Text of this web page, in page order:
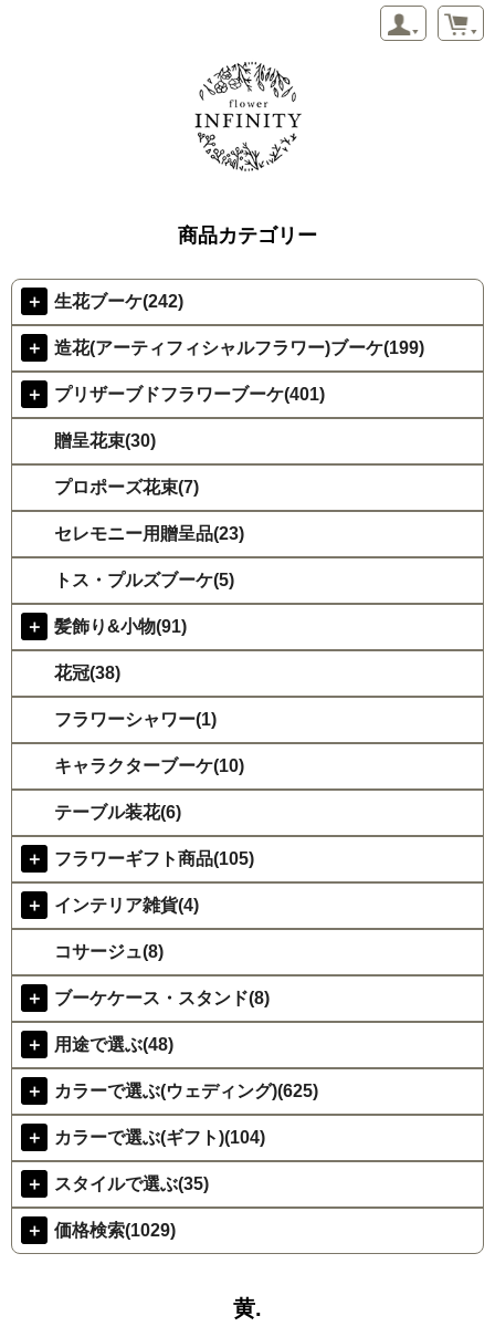
商品カテゴリー
＋ 生花ブーケ(242)
＋ 造花(アーティフィシャルフラワー)ブーケ(199)
＋ プリザーブドフラワーブーケ(401)
贈呈花束(30)
プロポーズ花束(7)
セレモニー用贈呈品(23)
トス・プルズブーケ(5)
＋ 髪飾り&小物(91)
花冠(38)
フラワーシャワー(1)
キャラクターブーケ(10)
テーブル装花(6)
＋ フラワーギフト商品(105)
＋ インテリア雑貨(4)
コサージュ(8)
＋ ブーケケース・スタンド(8)
＋ 用途で選ぶ(48)
＋ カラーで選ぶ(ウェディング)(625)
＋ カラーで選ぶ(ギフト)(104)
＋ スタイルで選ぶ(35)
＋ 価格検索(1029)
黄.